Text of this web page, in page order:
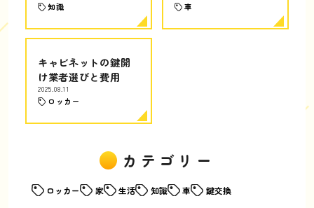
知識 車
キャビネットの鍵開
け業者選びと費用
2025.08.11
ロッカー
カテゴリー
ロッカー 家 生活 知識 車 鍵交換